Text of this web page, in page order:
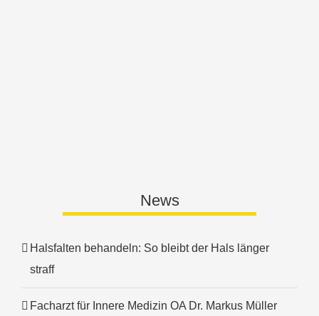
News
Halsfalten behandeln: So bleibt der Hals länger
straff
Facharzt für Innere Medizin OA Dr. Markus Müller